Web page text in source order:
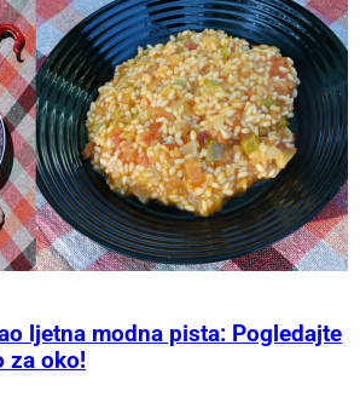
ljetna modna pista: Pogledajte
za oko!